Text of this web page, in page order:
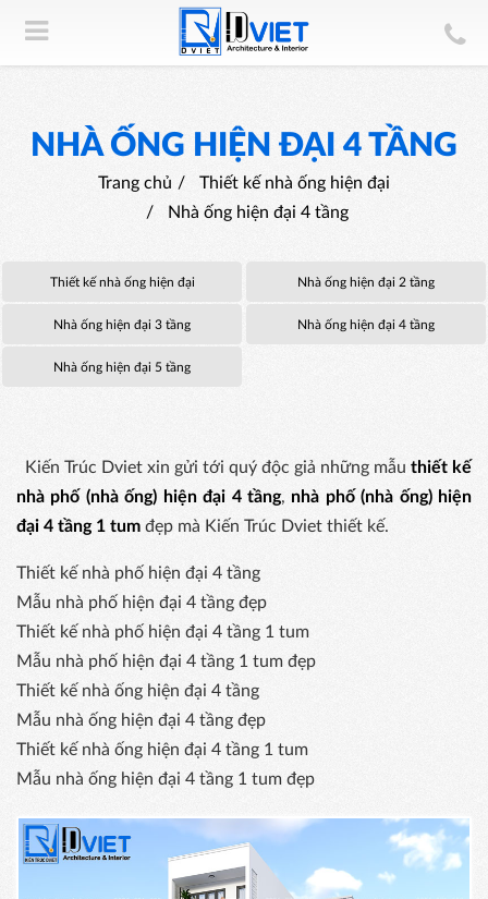
NHÀ ỐNG HIỆN ĐẠI 4 TẦNG
Trang chủ
Thiết kế nhà ống hiện đại
Nhà ống hiện đại 4 tầng
Thiết kế nhà ống hiện đại Nhà ống hiện đại 2 tầng
Nhà ống hiện đại 3 tầng Nhà ống hiện đại 4 tầng
Nhà ống hiện đại 5 tầng
Kiến Trúc Dviet xin gửi tới quý độc giả những mẫu thiết kế
nhà phố (nhà ống) hiện đại 4 tầng, nhà phố (nhà ống) hiện
đại 4 tầng 1 tum đẹp mà Kiến Trúc Dviet thiết kế.
Thiết kế nhà phố hiện đại 4 tầng
Mẫu nhà phố hiện đại 4 tầng đẹp
Thiết kế nhà phố hiện đại 4 tầng 1 tum
Mẫu nhà phố hiện đại 4 tầng 1 tum đẹp
Thiết kế nhà ống hiện đại 4 tầng
Mẫu nhà ống hiện đại 4 tầng đẹp
Thiết kế nhà ống hiện đại 4 tầng 1 tum
Mẫu nhà ống hiện đại 4 tầng 1 tum đẹp